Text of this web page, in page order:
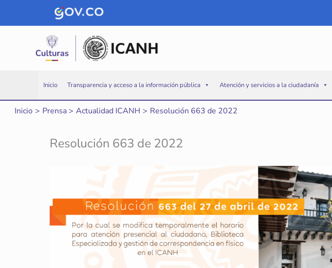
Inicio Transparencia y acceso a la información pública Atención y servicios a la ciudadanía
Inicio Prensa Actualidad ICANH Resolución 663 de 2022
Resolución 663 de 2022